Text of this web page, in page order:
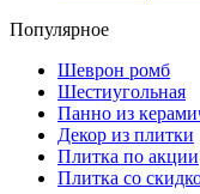
Популярное
Шеврон ромб
Шестиугольная
Панно из
Декор из плитки
Плитка по акции
Плитка со